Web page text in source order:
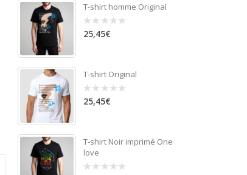
T-shirt homme Original
0
out
25,45€
T-shirt Original
0
out
25,45€
T-shirt Noir imprimé One
love